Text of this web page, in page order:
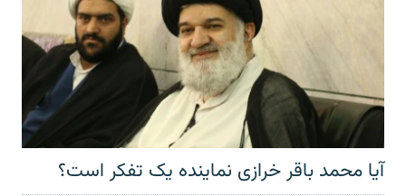
آیا محمد باقر خرازی نماینده یک تفکر است؟